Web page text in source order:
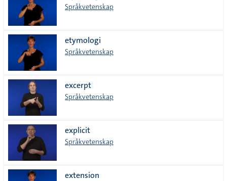
Språkvetenskap
etymologi
Språkvetenskap
excerpt
Språkvetenskap
explicit
Språkvetenskap
extension